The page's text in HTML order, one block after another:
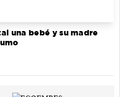
una bebé y su madre